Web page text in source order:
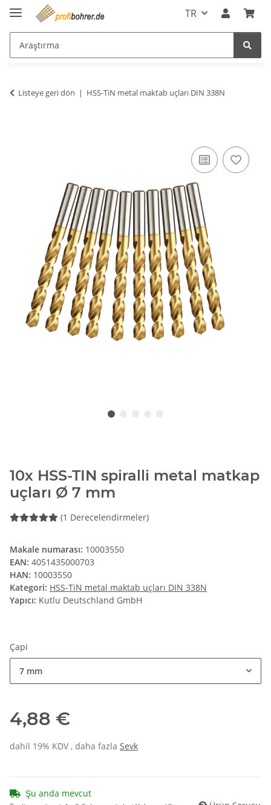
TR
Listeye geri dön HSS-TiN metal maktab uçları DIN 338N
10x HSS-TIN spiralli metal matkap
uçları Ø 7 mm
(1 Derecelendirmeler)
Makale numarası: 10003550
EAN: 4051435000703
HAN: 10003550
Kategori: HSS-TiN metal maktab uçları DIN 338N
Yapıcı: Kutlu Deutschland GmbH
Çapi
7 mm
4,88 €
dahil 19% KDV , daha fazla Sevk
Şu anda mevcut